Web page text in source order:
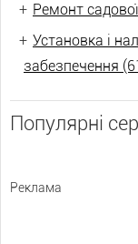
+ Ремонт
+ Установка і
забезпечення
Популярні
Реклама